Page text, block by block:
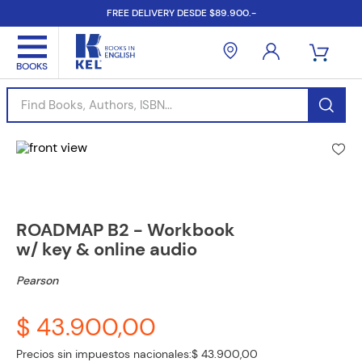
FREE DELIVERY DESDE $89.900.-
Find Books, Authors, ISBN...
ROADMAP B2 - Workbook
w/ key & online audio
Pearson
$ 43.900,00
Precios sin impuestos nacionales:$ 43.900,00